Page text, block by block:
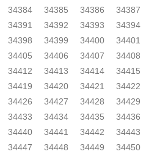
34384 34385 34386
34387
34391 34392 34393
34394
34398 34399 34400
34401
34405 34406 34407
34408
34412 34413 34414
34415
34419 34420 34421
34422
34426 34427 34428
34429
34433 34434 34435
34436
34440 34441 34442
34443
34447 34448 34449
34450